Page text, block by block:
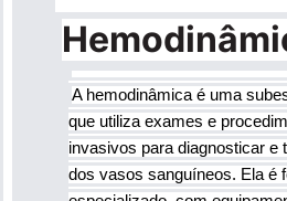
A hemodinâmica é uma
que utiliza exames e
invasivos para diagnosticar e
dos vasos sanguíneos. Ela é